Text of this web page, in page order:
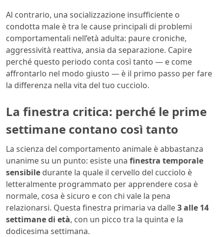
Al contrario, una socializzazione insufficiente o
condotta male è tra le cause principali di problemi
comportamentali nell’età adulta: paure croniche,
aggressività reattiva, ansia da separazione. Capire
perché questo periodo conta così tanto — e come
affrontarlo nel modo giusto — è il primo passo per fare
la differenza nella vita del tuo cucciolo.
La finestra critica: perché le prime
settimane contano così tanto
La scienza del comportamento animale è abbastanza
unanime su un punto: esiste una finestra temporale
sensibile durante la quale il cervello del cucciolo è
letteralmente programmato per apprendere cosa è
normale, cosa è sicuro e con chi vale la pena
relazionarsi. Questa finestra primaria va dalle3 alle 14
settimane di età, con un picco tra la quinta e la
dodicesima settimana.